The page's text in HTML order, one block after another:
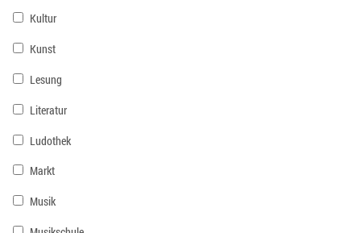
Kultur
Kunst
Lesung
Literatur
Ludothek
Markt
Musik